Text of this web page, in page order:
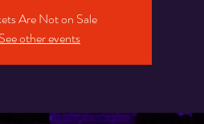
Are Not on Sale
See other events